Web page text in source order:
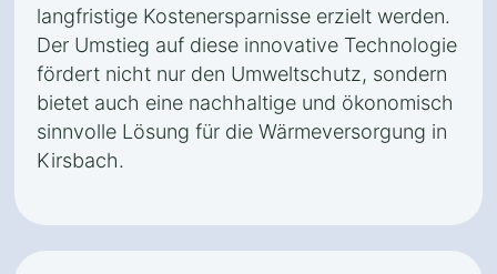
langfristige Kostenersparnisse erzielt werden.
Der Umstieg auf diese innovative Technologie
fördert nicht nur den Umweltschutz, sondern
bietet auch eine nachhaltige und ökonomisch
sinnvolle Lösung für die Wärmeversorgung in
Kirsbach.